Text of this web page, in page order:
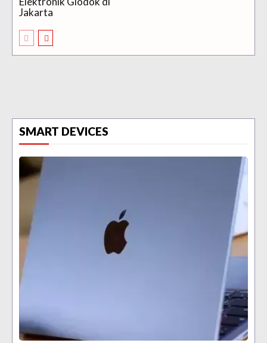
Jakarta
SMART DEVICES